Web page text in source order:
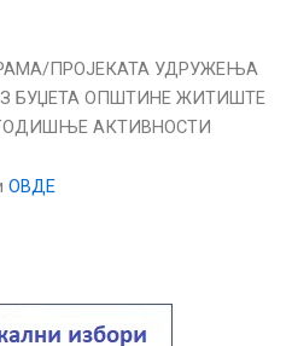
ПРОЈЕКАТА УДРУЖЕЊА
БУЏЕТА ОПШТИНЕ ЖИТИШТЕ
АКТИВНОСТИ
ОВДЕ